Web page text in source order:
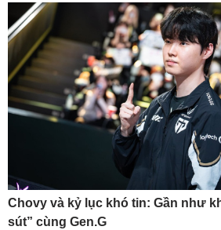
Chovy và kỷ lục khó tin: Gần như
sút” cùng Gen.G